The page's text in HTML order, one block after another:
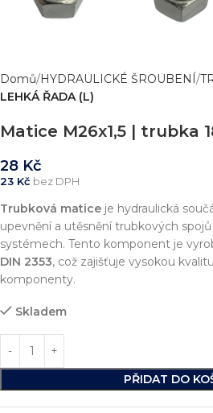
Domů HYDRAULICKÉ ŠROUBENÍ
LEHKÁ ŘADA (L)
Matice M26x1,5 | trubka
28 Kč
23 Kč bez DPH
Trubková matice je hydraulická
upevnění a utěsnění trubkových
systémech. Tento komponent je
DIN 2353, což zajišťuje vysokou
komponenty.
Skladem
PŘIDAT DO